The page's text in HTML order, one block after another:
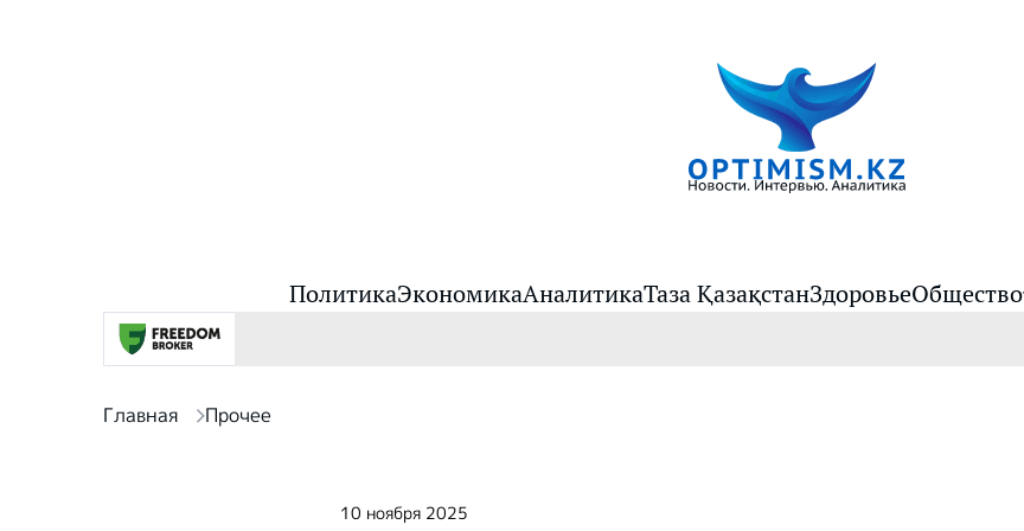
ПолитикаЭкономикаАналитикаТаза ҚазақстанЗдоровьеОбщество
Главная Прочее
10 ноября 2025